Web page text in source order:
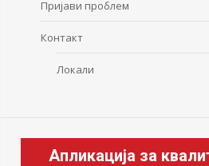
Пријави проблем
Контакт
Локали
Апликација за